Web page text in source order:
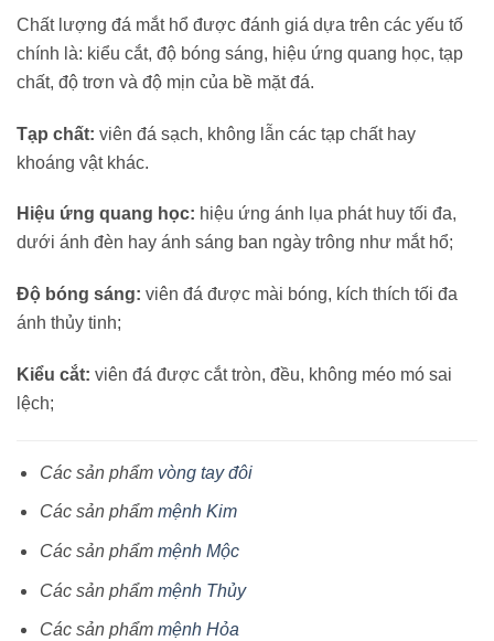
Chất lượng đá mắt hổ được đánh giá dựa trên các yếu tố
chính là: kiểu cắt, độ bóng sáng, hiệu ứng quang học, tạp
chất, độ trơn và độ mịn của bề mặt đá.
Tạp chất: viên đá sạch, không lẫn các tạp chất hay
khoáng vật khác.
Hiệu ứng quang học: hiệu ứng ánh lụa phát huy tối đa,
dưới ánh đèn hay ánh sáng ban ngày trông như mắt hổ;
Độ bóng sáng: viên đá được mài bóng, kích thích tối đa
ánh thủy tinh;
Kiểu cắt: viên đá được cắt tròn, đều, không méo mó sai
lệch;
Các sản phẩm vòng tay đôi
Các sản phẩm mệnh Kim
Các sản phẩm mệnh Mộc
Các sản phẩm mệnh Thủy
Các sản phẩm mệnh Hỏa